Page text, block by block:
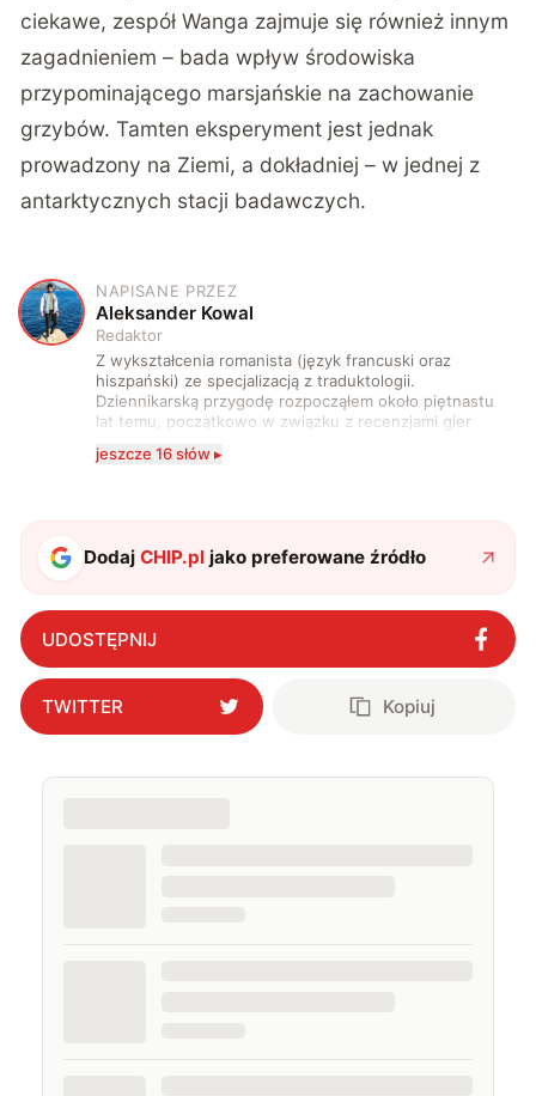
ciekawe, zespół Wanga zajmuje się również innym
zagadnieniem – bada wpływ środowiska
przypominającego marsjańskie na zachowanie
grzybów. Tamten eksperyment jest jednak
prowadzony na Ziemi, a dokładniej – w jednej z
antarktycznych stacji badawczych.
A
NAPISANE PRZEZ
Aleksander Kowal
Redaktor
Z wykształcenia romanista (język francuski oraz
hiszpański) ze specjalizacją z traduktologii.
Dziennikarską przygodę rozpocząłem około piętnastu
lat temu, początkowo w związku z recenzjami gier
komputerowych i filmów. Obecnie publikuję
zdecydowanie częściej na tematy związane z nauką
także uprawiać oraz oglądać sport.
jeszcze 16 słów ▸
DodajCHIP.pl jako preferowane źródło
UDOSTĘPNIJ
TWITTER Kopiuj